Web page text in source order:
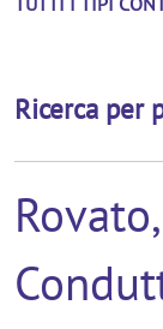
Ricerca per